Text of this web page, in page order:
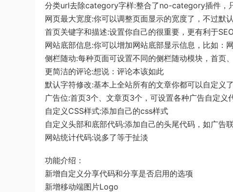
分类url去除category字样:整合了no-category插件，
网页最大宽度:你可以调整页面显示的宽度了，不过默
首页关键字和描述:设置你自己的很重要，更有利于
网站底部信息:你可以增加网站底部显示信息，比如：
侧栏随动:每种页面可设置不同的侧栏随动模块，首页
更简洁的评论:想说：评论本该如此
默认字符修改:基本上全站所有的文章你都可以自定义了
广告位:首页3个、文章页3个，可设置各种广告自定义
自定义CSS样式:添加自己的css样式
自定义头部和底部代码:添加自己的头尾代码，如广告
网站统计代码:说多了等于扯淡
功能介绍：
新增自定义分享代码和分享是否启用的选项
新增移动端图片Logo